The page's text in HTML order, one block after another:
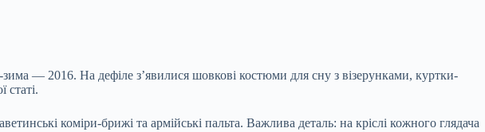
— 2016. На дефіле з’явилися шовкові костюми для сну з візерунками, куртки-
статі.
коміри-брижі та армійські пальта. Важлива деталь: на кріслі кожного глядача